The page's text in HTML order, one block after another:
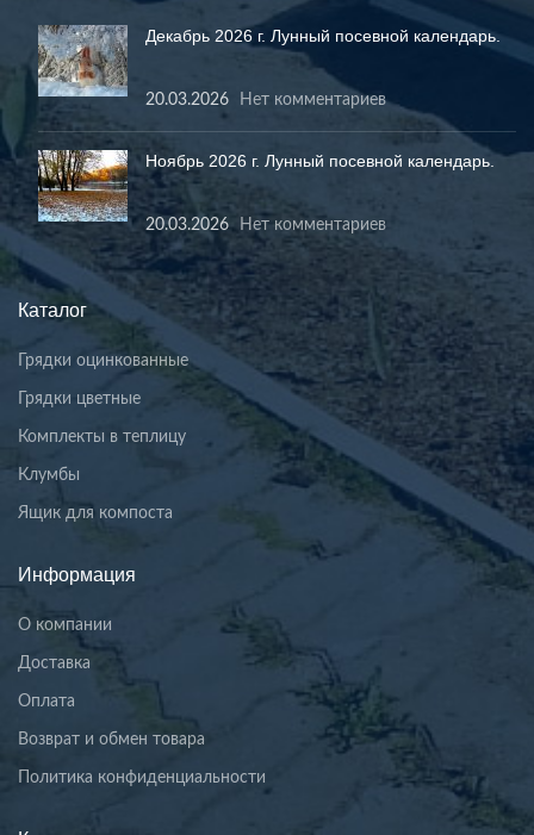
Декабрь 2026 г. Лунный посевной календарь.
20.03.2026 Нет комментариев
Ноябрь 2026 г. Лунный посевной календарь.
20.03.2026 Нет комментариев
Каталог
Грядки оцинкованные
Грядки цветные
Комплекты в теплицу
Клумбы
Ящик для компоста
Информация
О компании
Доставка
Оплата
Возврат и обмен товара
Политика конфиденциальности